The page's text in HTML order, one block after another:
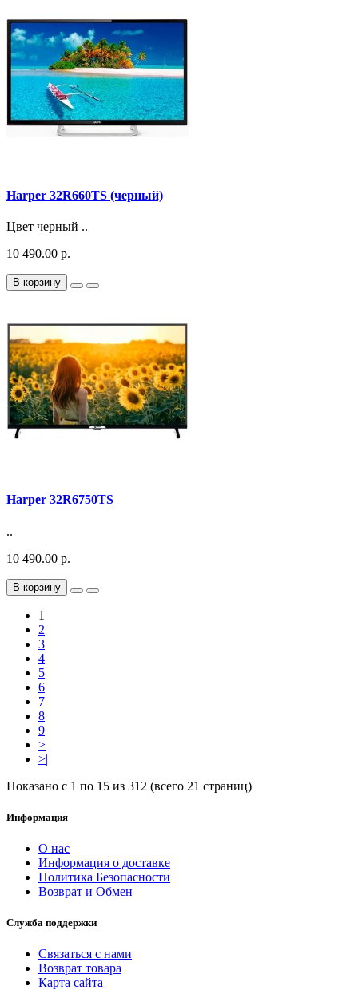
Harper 32R660TS (черный)
Цвет черный ..
10 490.00 р.
В корзину
Harper 32R6750TS
..
10 490.00 р.
В корзину
1
2
3
4
5
6
7
8
9
>
>|
Показано с 1 по 15 из 312 (всего 21 страниц)
Информация
О нас
Информация о доставке
Политика Безопасности
Возврат и Обмен
Служба поддержки
Связаться с нами
Возврат товара
Карта сайта